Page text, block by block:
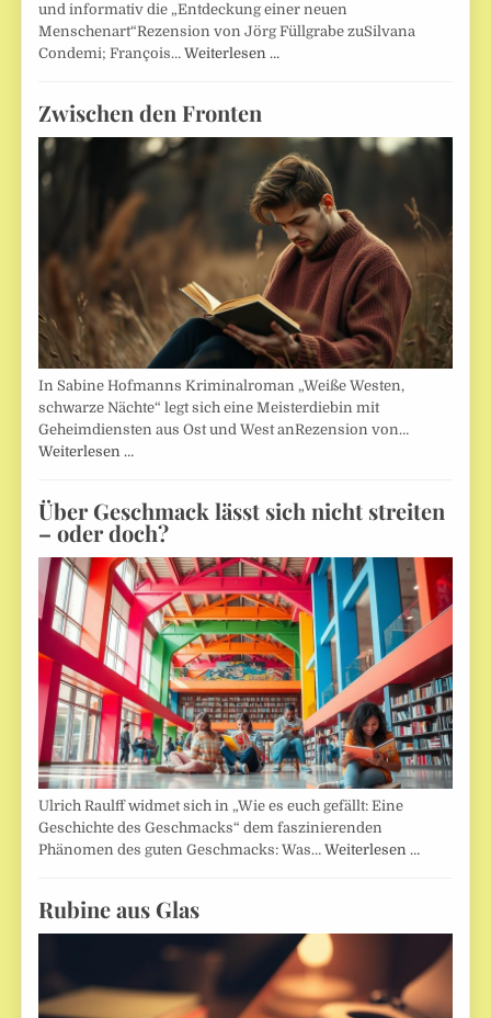
und informativ die „Entdeckung einer neuen
Menschenart“Rezension von Jörg Füllgrabe zuSilvana
Condemi; François…Weiterlesen …
Zwischen den Fronten
In Sabine Hofmanns Kriminalroman „Weiße Westen,
schwarze Nächte“ legt sich eine Meisterdiebin mit
Geheimdiensten aus Ost und West anRezension von…
Weiterlesen …
Über Geschmack lässt sich nicht streiten
– oder doch?
Ulrich Raulff widmet sich in „Wie es euch gefällt: Eine
Geschichte des Geschmacks“ dem faszinierenden
Phänomen des guten Geschmacks: Was…Weiterlesen …
Rubine aus Glas